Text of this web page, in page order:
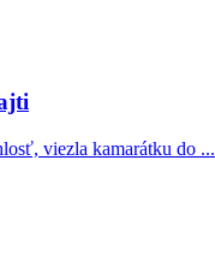
viezla kamarátku do ...